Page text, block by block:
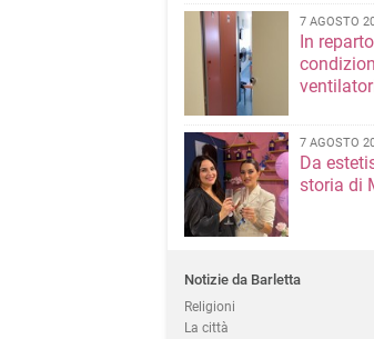
7 AGOSTO
In
7 AGOSTO
Da
storia di
Notizie da Barletta
Religioni
La città